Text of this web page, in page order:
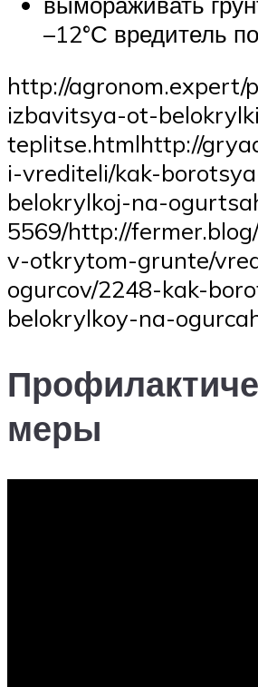
–12°С вредитель
http://agronom.expert/
izbavitsya-ot-
teplitse.htmlhttp://
i-vrediteli/kak-
belokrylkoj-na-
5569/http://
v-otkrytom-grunte/
ogurcov/2248-kak-
belokrylkoy-na-
меры